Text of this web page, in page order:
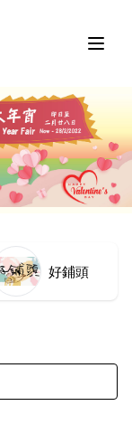
好鋪頭